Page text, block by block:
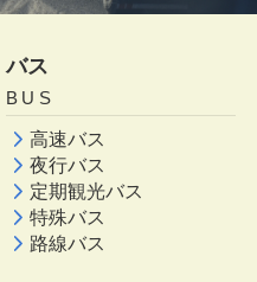
バス
BUS
高速バス
夜行バス
定期観光バス
特殊バス
路線バス